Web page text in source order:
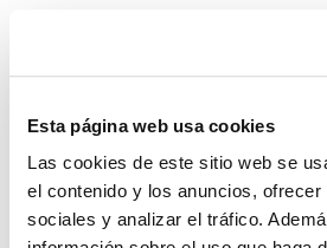
Esta página web usa cookies
Las cookies de este sitio web se
el contenido y los anuncios, ofrecer
sociales y analizar el tráfico.
En Francia casi el 40% de la
En Islandia se ha procesado a los
y están en proceso constituyente
Las políticas de shock también van